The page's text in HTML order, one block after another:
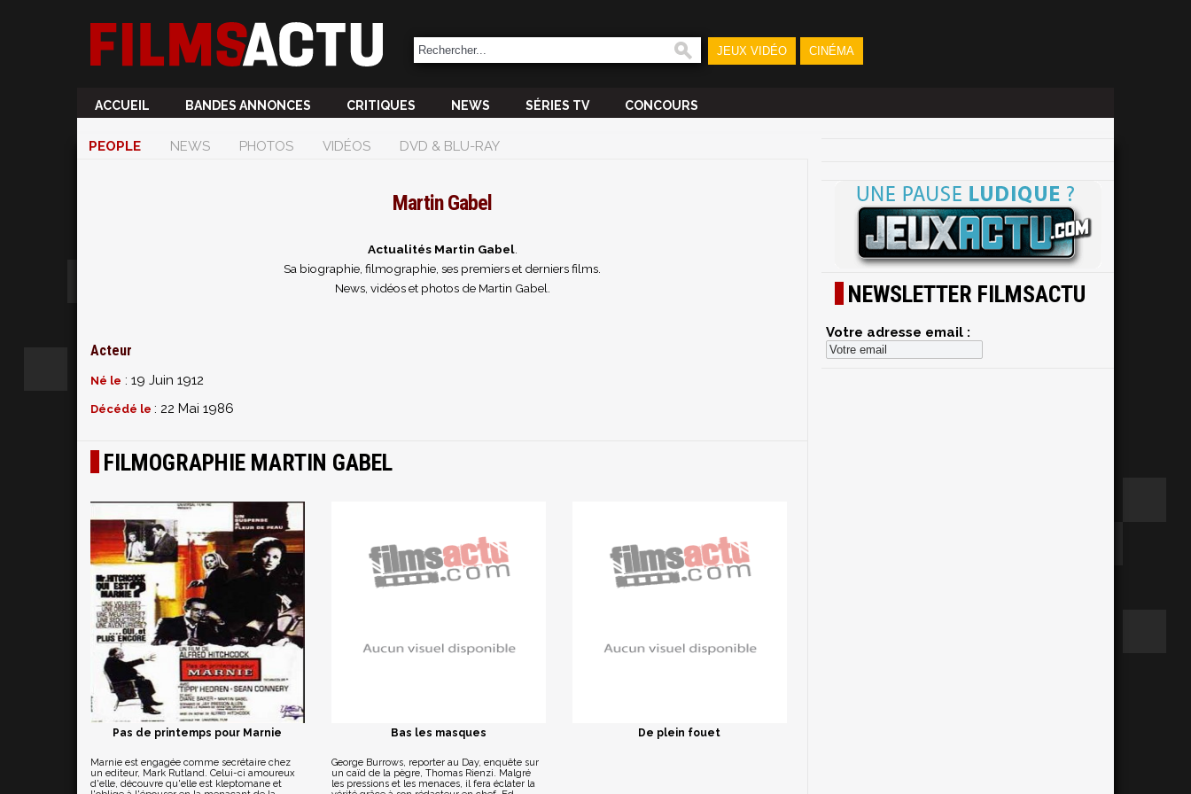
JEUX VIDÉO CINÉMA
ACCUEIL BANDES ANNONCES CRITIQUES NEWS SÉRIES TV CONCOURS
PEOPLE NEWS PHOTOS VIDÉOS DVD & BLU-RAY
Martin Gabel
Actualités Martin Gabel.
Sa biographie, filmographie, ses premiers et derniers films.
News, vidéos et photos de Martin Gabel.
Acteur
Né le : 19 Juin 1912
Décédé le : 22 Mai 1986
FILMOGRAPHIE MARTIN GABEL
Pas de printemps pour Marnie
Marnie est engagée comme secrétaire chez
un editeur, Mark Rutland. Celui-ci amoureux
d'elle, découvre qu'elle est kleptomane et
Bas les masques
George Burrows, reporter au Day, enquête sur
un caïd de la pègre, Thomas Rienzi. Malgré
les pressions et les menaces, il fera éclater la
De plein fouet
NEWSLETTER FILMSACTU
Votre adresse email :